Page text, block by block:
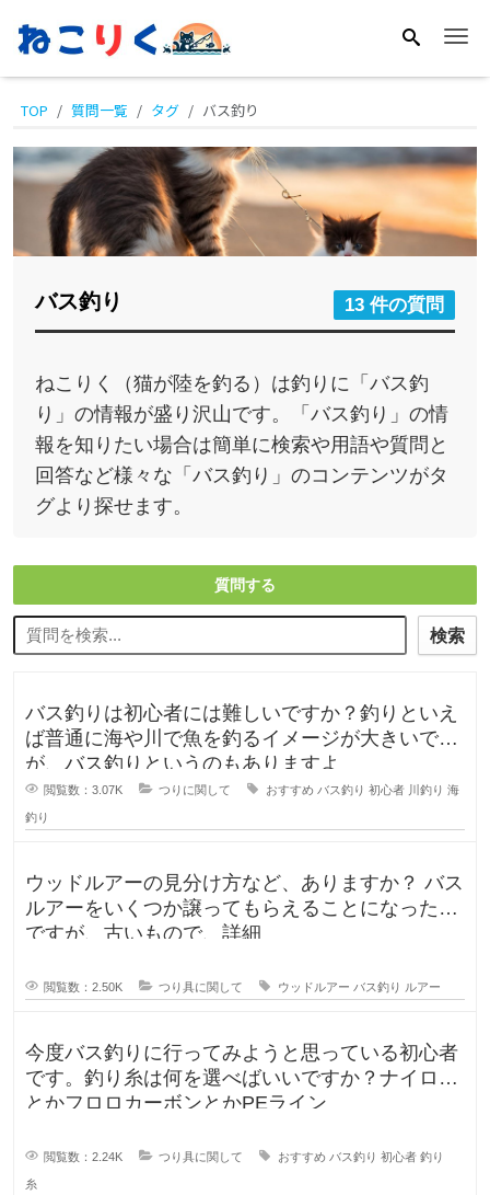
TOP 質問一覧 タグ バス釣り
バス釣り 13 件の質問
ねこりく（猫が陸を釣る）は釣りに「バス釣
り」の情報が盛り沢山です。「バス釣り」の情
報を知りたい場合は簡単に検索や用語や質問と
回答など様々な「バス釣り」のコンテンツがタ
グより探せます。
質問する
検索
バス釣りは初心者には難しいですか？釣りといえ
ば普通に海や川で魚を釣るイメージが大きいです
が、バス釣りというのもありますよ
閲覧数：3.07K つりに関して おすすめ バス釣り 初心者 川釣り 海
釣り
ウッドルアーの見分け方など、ありますか？ バス
ルアーをいくつか譲ってもらえることになったの
ですが、古いもので、詳細
閲覧数：2.50K つり具に関して ウッドルアー バス釣り ルアー
今度バス釣りに行ってみようと思っている初心者
です。釣り糸は何を選べばいいですか？ナイロン
とかフロロカーボンとかPEライン
閲覧数：2.24K つり具に関して おすすめ バス釣り 初心者 釣り
糸